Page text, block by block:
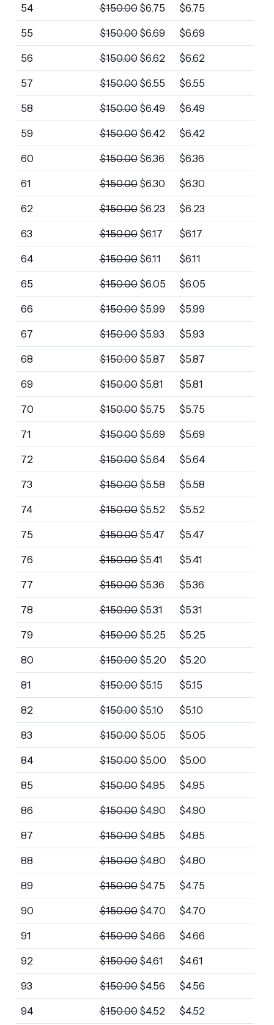
54 $150.00 $6.75 $6.75
55 $150.00 $6.69 $6.69
56 $150.00 $6.62 $6.62
57 $150.00 $6.55 $6.55
58 $150.00 $6.49 $6.49
59 $150.00 $6.42 $6.42
60 $150.00 $6.36 $6.36
61 $150.00 $6.30 $6.30
62 $150.00 $6.23 $6.23
63 $150.00 $6.17 $6.17
64 $150.00 $6.11 $6.11
65 $150.00 $6.05 $6.05
66 $150.00 $5.99 $5.99
67 $150.00 $5.93 $5.93
68 $150.00 $5.87 $5.87
69 $150.00 $5.81 $5.81
70 $150.00 $5.75 $5.75
71 $150.00 $5.69 $5.69
72 $150.00 $5.64 $5.64
73 $150.00 $5.58 $5.58
74 $150.00 $5.52 $5.52
75 $150.00 $5.47 $5.47
76 $150.00 $5.41 $5.41
77 $150.00 $5.36 $5.36
78 $150.00 $5.31 $5.31
79 $150.00 $5.25 $5.25
80 $150.00 $5.20 $5.20
81 $150.00 $5.15 $5.15
82 $150.00 $5.10 $5.10
83 $150.00 $5.05 $5.05
84 $150.00 $5.00 $5.00
85 $150.00 $4.95 $4.95
86 $150.00 $4.90 $4.90
87 $150.00 $4.85 $4.85
88 $150.00 $4.80 $4.80
89 $150.00 $4.75 $4.75
90 $150.00 $4.70 $4.70
91 $150.00 $4.66 $4.66
92 $150.00 $4.61 $4.61
93 $150.00 $4.56 $4.56
94 $150.00 $4.52 $4.52